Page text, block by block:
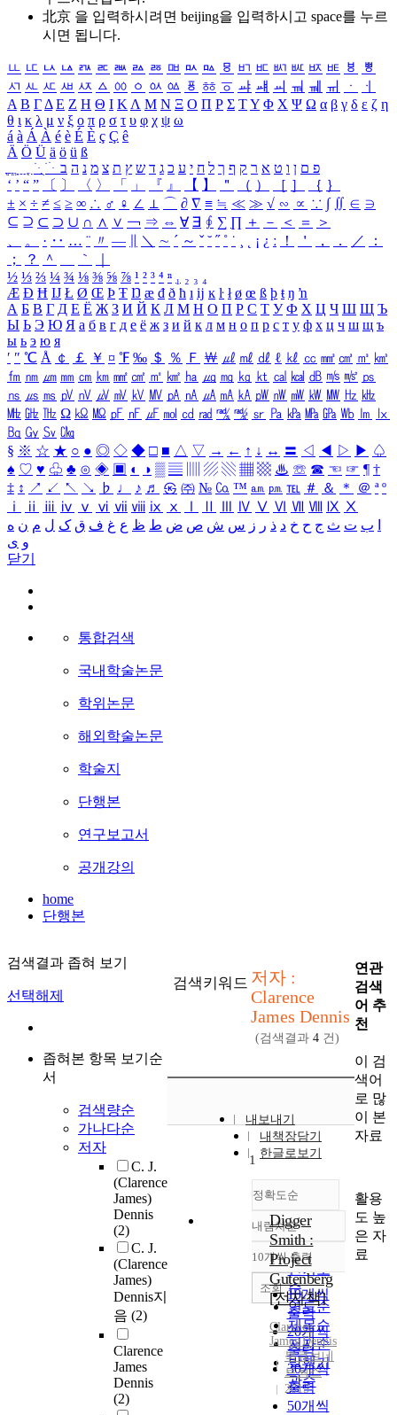
北京 을 입력하시려면 beijing을 입력하시고 space를 누르
시면 됩니다.
ㅥ ㅦ ㅧ ㅨ ㅩ ㅪ ㅫ ㅬ ㅭ ㅮ ㅯ ㅰ ㅱ ㅲ ㅳ ㅴ ㅵ ㅶ ㅷ ㅸ
ㅹ
ㅺ ㅻ ㅼ ㅽ ㅾ ㅿ ㆀ ㆁ ㆂ ㆃ ㆄ ㆅ ㆆ ㆇ ㆈ ㆉ ㆊ ㆋ ㆌ ㆍ
ㆎ
Α Β ΓΔ Ε Ζ Η Θ Ι ΚΛ Μ Ν Ξ Ο Π Ρ Σ ΤΥ Φ Χ Ψ Ω α β γ δ ε ζ η
θ ι κ λ μ ν ξ ο π ρ σ τ υ φ χ ψ ω
á à Á À é è É È ç Ç ê
Ä Ö Ü ä ö ü ß
ִֶֹ ֻּ ׁׂ פ ם ן ו ט א ר ק ף ך ל ח י ע כ ג ד ש ץ ת צ מ נ ה ב
‘ ’ “ ” 〔 〕 〈 〉 「 」 『 』 【 】 ＂ （ ） ［ ］ ｛ ｝
± × ÷ ≠ ≤ ≥ ∞ ∴ ♂ ♀ ∠ ⊥ ⌒ ∂ ∇ ≡ ≒ ≪ ≫ √ ∽ ∝ ∵ ∫ ∬ ∈ ∋
⊆ ⊇ ⊂ ⊃ ∪ ∩ ∧ ∨ ￢ ⇒ ⇔ ∀ ∃ ∮ ∑ ∏ ＋ － ＜ ＝
＞
、
。 · ‥ … ¨ 〃 ― ＼ ∼ ´ ～ ˇ ˘ ˝ ˚ ˙ ¸ ¡ ¿ ː ！ ＇ ， ． ／
：
；
？ ＾ ｀
½ ⅓ ⅔ ¼ ¾ ⅛ ⅜ ⅝ ⅞ ¹ ² ³ ⁴ ⁿ ₁ ₂ ₃ ₄
Æ Ð Ħ Ĳ Ł Ø Œ Þ Ŧ Ŋ æ đ ð ħ ı ĳ ĸ ŀ ł ø œ ß þ ŧ ŋ ŉ
А Б В Г Д Е Ё Ж З И Й К Л М Н О П Р С Т У Ф Х Ц Ч Ш Щ Ъ
Ы Ь Э Ю Я а б в г д е ё ж з и й к л м н о п р с т у ф х ц ч ш щ ъ
ы ь э ю я
′ ″ ℃ Å ￠ ￡ ￥ ¤ ℉ ‰ ＄ ％ Ｆ ￦ ㎕ ㎖ ㎗ ℓ ㎘ ㏄ ㎣ ㎤ ㎥ ㎦
㎙ ㎚ ㎛ ㎜ ㎝ ㎞ ㎟ ㎠ ㎡ ㎢ ㏊ ㎍ ㎎ ㎏ ㏏ ㎈ ㎉ ㏈ ㎧ ㎨ ㎰
㎱ ㎲ ㎳ ㎴ ㎵ ㎶ ㎷ ㎸ ㎹ ㎀ ㎁ ㎂ ㎃ ㎄ ㎺ ㎻ ㎽ ㎾ ㎿ ㎐ ㎑
㎒ ㎓ ㎔ Ω ㏀ ㏁ ㎊ ㎋ ㎌ ㏖ ㏅ ㎭ ㎮ ㎯ ㏛ ㎩ ㎪ ㎫ ㎬ ㏝ ㏐
㏓
㏃ ㏉ ㏜ ㏆
§ ※ ☆ ★ ○ ● ◎ ◇ ◆ □ ■ △ ▽ → ← ↑ ↓ ↔ 〓 ◁ ◀ ▷ ▶ ♤
♠ ♡ ♥ ♧ ♣ ⊙ ◈ ▣ ◐ ◑ ▒ ▤ ▨ ▧ ▦ ▩ ♨ ☏ ☎ ☜ ☞ ¶ †
‡ ↕ ↗ ↙ ↖ ↘ ♭ ♩ ♪ ♬ ㉿ ㈜ № ㏇ ™ ㏂ ㏘ ℡ ＃ ＆ ＊ ＠ ª º
ⅰ
ⅱ ⅲ ⅳ ⅴ ⅵ ⅶ ⅷ ⅸ ⅹ Ⅳ Ⅴ Ⅵ Ⅶ Ⅷ Ⅸ Ⅹ
ب ت ث ج ح خ د ذ ر ز س ش ص ض ط ظ ع غ ف ق ک ل م ن ه
و ی
닫기
통합검색
국내학술논문
학위논문
해외학술논문
학술지
단행본
연구보고서
공개강의
home
단행본
검색결과 좁혀 보기
선택해제
좁혀본 항목 보기순
서
검색량순
가나다순
저자
C. J.
(Clarence
James)
Dennis
(2)
C. J.
(Clarence
James)
Dennis지
음 (2)
Clarence
James
Dennis
(2)
검색키워드 저자 :
Clarence
James Dennis
(검색결과 4 건)
내보내기
내책장담기
한글로보기
정확도순
정확도
순
인기도
순
연도순
제목순
저자순
발행기
관순
내림차순
내림차순
10개씩 출력
10개씩
출력
20개씩
출력
30개씩
출력
50개씩
조회
1
Digger
Smith :
Project
Gutenberg
[전자책]
Clarence
James Dennis
북큐브네
트웍스
2015
연관
검색
어 추
천
이 검
색어
로 많
이 본
자료
활용
도 높
은 자
료